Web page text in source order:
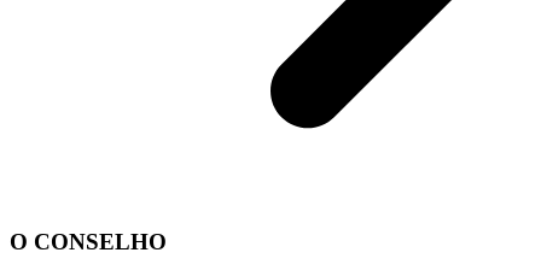
O CONSELHO